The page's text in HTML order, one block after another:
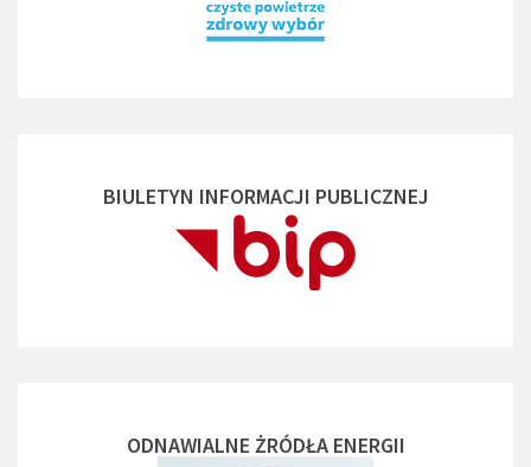
BIULETYN INFORMACJI PUBLICZNEJ
ODNAWIALNE ŻRÓDŁA ENERGII